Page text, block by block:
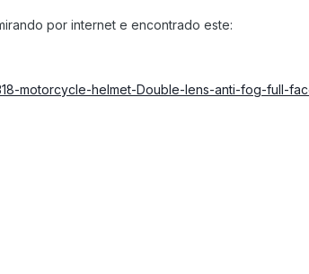
por internet e encontrado este:
motorcycle-helmet-Double-lens-anti-fog-full-